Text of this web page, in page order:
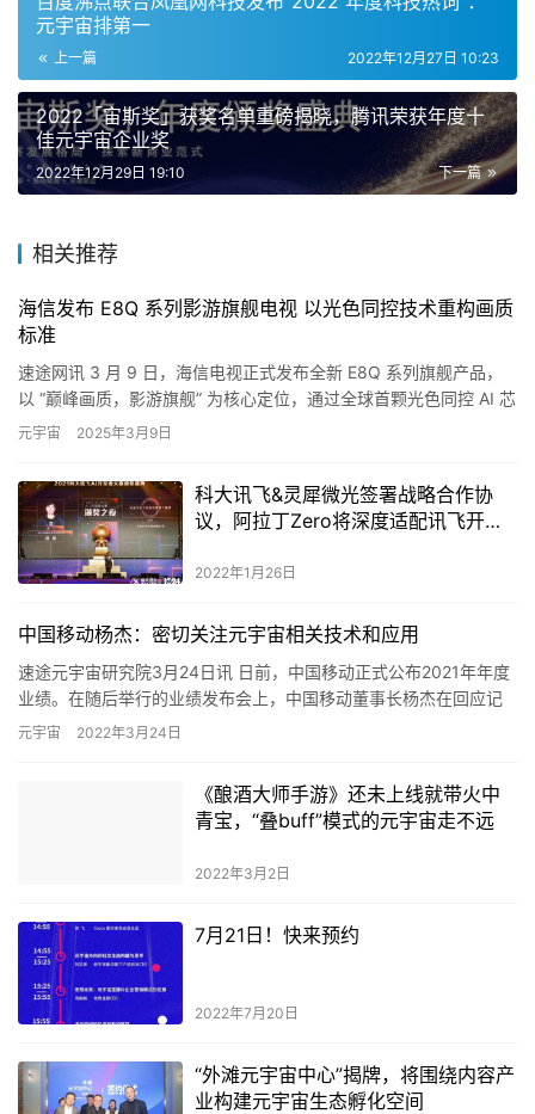
元宇宙排第一
上一篇 2022年12月27日 10:23
2022「宙斯奖」获奖名单重磅揭晓，腾讯荣获年度十
佳元宇宙企业奖
下一篇
2022年12月29日 19:10
相关推荐
海信发布 E8Q 系列影游旗舰电视 以光色同控技术重构画质
标准
速途网讯 3 月 9 日，海信电视正式发布全新 E8Q 系列旗舰产品，
以 “巅峰画质，影游旗舰” 为核心定位，通过全球首颗光色同控 AI 芯
片 H7、黑曜屏…
元宇宙 2025年3月9日
​科大讯飞&灵犀微光签署战略合作协
议，阿拉丁Zero将深度适配讯飞开放
2022年1月26日
中国移动杨杰：密切关注元宇宙相关技术和应用
速途元宇宙研究院3月24日讯 日前，中国移动正式公布2021年年度
业绩。在随后举行的业绩发布会上，中国移动董事长杨杰在回应记
者提问时表示，中国移动密切关注元宇宙相关技术和应用，并已…
元宇宙 2022年3月24日
《酿酒大师手游》还未上线就带火中
青宝，“叠buff”模式的元宇宙走不远
2022年3月2日
7月21日！快来预约
2022年7月20日
“外滩元宇宙中心”揭牌，将围绕内容产
业构建元宇宙生态孵化空间